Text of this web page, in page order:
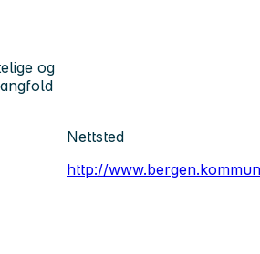
og
Nettsted
http://